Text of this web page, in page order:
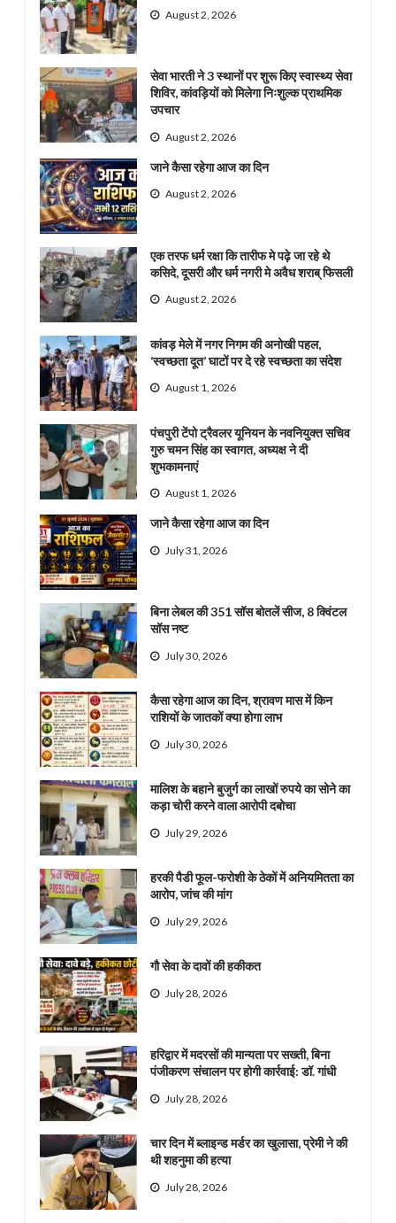
August 2, 2026
सेवा भारती ने 3 स्थानों पर शुरू किए स्वास्थ्य सेवा
शिविर, कांवड़ियों को मिलेगा निःशुल्क प्राथमिक
उपचार
August 2, 2026
जाने कैसा रहेगा आज का दिन
August 2, 2026
एक तरफ धर्म रक्षा कि तारीफ मे पढ़े जा रहे थे
कसिदे, दूसरी और धर्म नगरी मे अवैध शराब् फिसली
August 2, 2026
कांवड़ मेले में नगर निगम की अनोखी पहल,
‘स्वच्छता दूत’ घाटों पर दे रहे स्वच्छता का संदेश
August 1, 2026
पंचपुरी टेंपो ट्रैवलर यूनियन के नवनियुक्त सचिव
गुरु चमन सिंह का स्वागत, अध्यक्ष ने दी
शुभकामनाएं
August 1, 2026
जाने कैसा रहेगा आज का दिन
July 31, 2026
बिना लेबल की 351 सॉस बोतलें सीज, 8 क्विंटल
सॉस नष्ट
July 30, 2026
कैसा रहेगा आज का दिन, श्रावण मास में किन
राशियों के जातकों क्या होगा लाभ
July 30, 2026
मालिश के बहाने बुजुर्ग का लाखों रुपये का सोने का
कड़ा चोरी करने वाला आरोपी दबोचा
July 29, 2026
हरकी पैडी फूल-फरोशी के ठेकों में अनियमितता का
आरोप, जांच की मांग
July 29, 2026
गौ सेवा के दावों की हकीकत
July 28, 2026
हरिद्वार में मदरसों की मान्यता पर सख्ती, बिना
पंजीकरण संचालन पर होगी कार्रवाई: डॉ. गांधी
July 28, 2026
चार दिन में ब्लाइन्ड मर्डर का खुलासा, प्रेमी ने की
थी शहनुमा की हत्या
July 28, 2026